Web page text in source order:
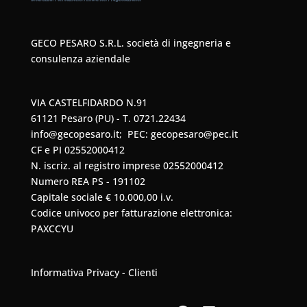
GECO PESARO S.R.L. società di ingegneria e
consulenza aziendale
VIA CASTELFIDARDO N.91
61121 Pesaro (PU) - T. 0721.22434
info@gecopesaro.it; PEC: gecopesaro@pec.it
CF e PI 02552000412
N. iscriz. al registro imprese 02552000412
Numero REA PS - 191102
Capitale sociale € 10.000,00 i.v.
Codice univoco per fatturazione elettronica:
PAXCCYU
Informativa Privacy - Clienti